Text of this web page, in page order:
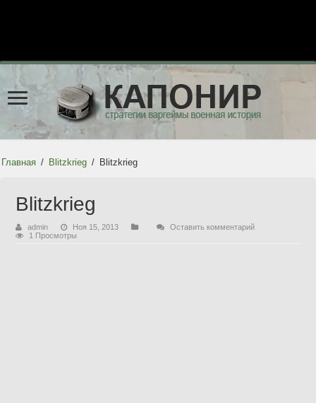
Главная / Blitzkrieg / Blitzkrieg
Blitzkrieg
admin Ноя 15, 2013
Оставить комментарий
1 Просмотры